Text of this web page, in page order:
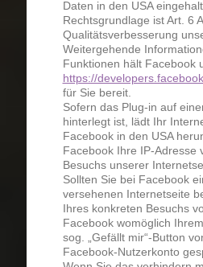
Daten in den USA
Rechtsgrundlage ist Art. 6
Qualitätsverbesserung
Weitergehende
Funktionen hält Facebook
https://
für Sie bereit.
Sofern das Plug-in auf
hinterlegt ist, lädt Ihr
Facebook in den USA
Facebook Ihre IP-Adresse
Besuchs unserer
Sollten Sie bei Facebook
versehenen Internetseite
Ihres konkreten Besuchs
Facebook womöglich
sog. „Gefällt mir“-Button
Facebook-Nutzerkonto